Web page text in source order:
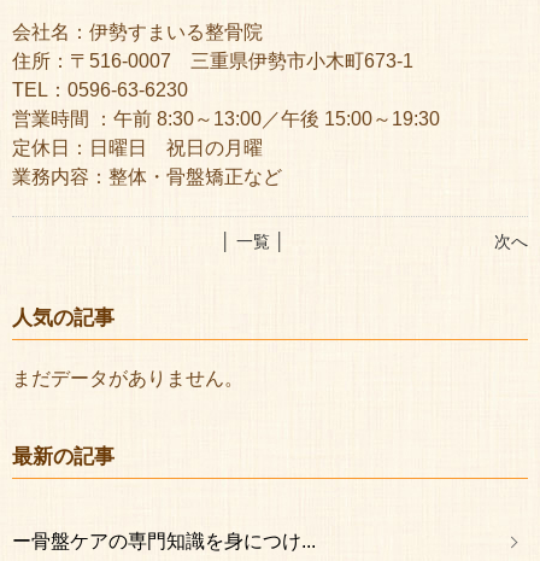
会社名：伊勢すまいる整骨院
住所：〒516-0007 三重県伊勢市小木町673-1
TEL：0596-63-6230
営業時間 ：午前 8:30～13:00／午後 15:00～19:30
定休日：日曜日 祝日の月曜
業務内容：整体・骨盤矯正など
次へ
│ 一覧 │
人気の記事
まだデータがありません。
最新の記事
ー骨盤ケアの専門知識を身につけ...